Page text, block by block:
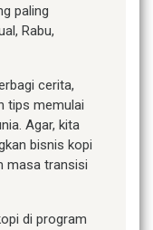
paling
Rabu,
cerita,
tips memulai
Agar, kita
bisnis kopi
masa transisi
di program